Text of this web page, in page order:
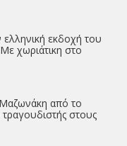
εκδοχή του
χωριάτικη στο
Μαζωνάκη από το
τραγουδιστής στους